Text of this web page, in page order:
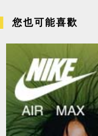
您也可能喜歡